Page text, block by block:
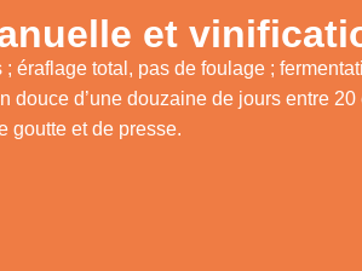
et
éraflage total, pas de foulage ;
douce d’une douzaine de jours entre 20
goutte et de presse.